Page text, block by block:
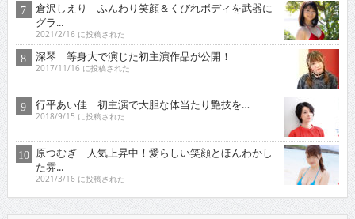
倉沢しえり ふんわり笑顔＆くびれボディを武器に
グラ...
2021/2/16 に投稿された
深琴 等身大で演じた初主演作品が公開！
2017/11/16 に投稿された
行平あい佳 初主演で大胆な体当たり艶技を…
2018/9/15 に投稿された
原つむぎ 人気上昇中！愛らしい笑顔とほんわかし
た雰...
2021/3/16 に投稿された